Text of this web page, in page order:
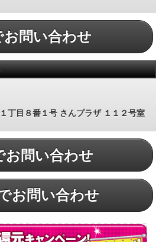
お問い合わせ
丁目８番１号 さんプラザ １１２号室
お問い合わせ
お問い合わせ